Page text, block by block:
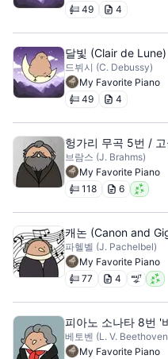
49 4
달빛 (Clair de
드뷔시 (C. Debussy)
My Favorite Piano
49 4
헝가리 무곡 5번 /
브람스 (J. Brahms)
My Favorite Piano
118 6
캐논 (Canon and
파헬벨 (J. Pachelbel)
My Favorite Piano
77 4
피아노 소나타 8번 '
베토벤 (L. V.
My Favorite Piano